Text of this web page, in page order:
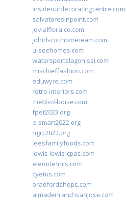
insideoutdecoratingcentre.com
salvatoresinpoint.com
jovialfloralco.com
johnlscotthometeam.com
u-seehomes.com
watersportslagonissi.com
mischieffashion.com
eduwyre.com
retro-interiors.com
theblvd-boise.com
fpet2023.org
e-smart2022.org
ngrc2022.org
leesfamilyfoods.com
lewis-lewis-cpas.com
eleontennis.com
cyetus.com
bradfordshops.com
almadenranchsanjose.com